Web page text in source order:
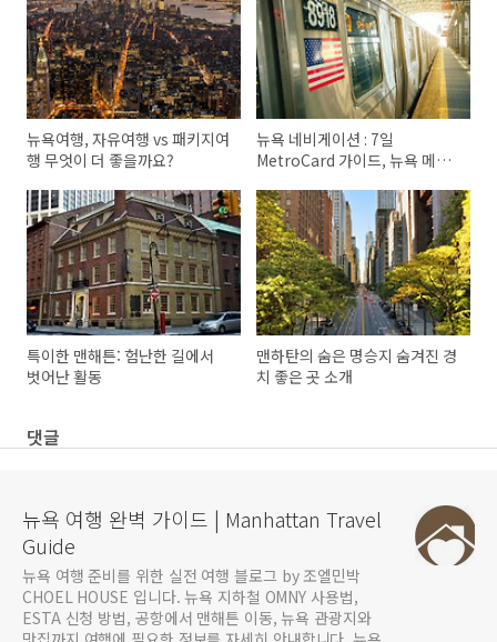
뉴욕여행, 자유여행 vs 패키지여
행 무엇이 더 좋을까요?
뉴욕 네비게이션 : 7일
MetroCard 가이드, 뉴욕 메트
특이한 맨해튼: 험난한 길에서
벗어난 활동
맨하탄의 숨은 명승지 숨겨진 경
치 좋은 곳 소개
댓글
뉴욕 여행 완벽 가이드 | Manhattan Travel
Guide
뉴욕 여행 준비를 위한 실전 여행 블로그 by 조엘민박
CHOEL HOUSE 입니다. 뉴욕 지하철 OMNY 사용법,
ESTA 신청 방법, 공항에서 맨해튼 이동, 뉴욕 관광지와